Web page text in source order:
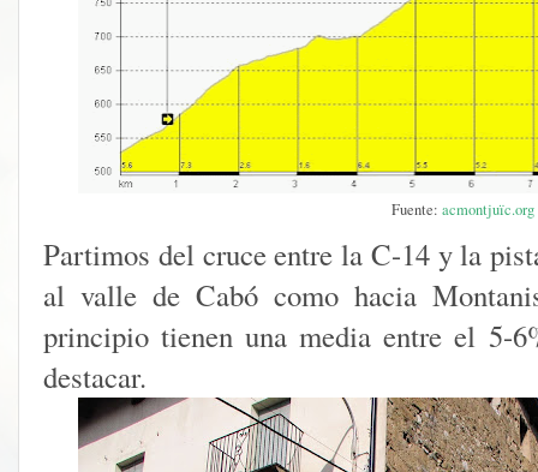
Fuente: acmontjuïc.org
Partimos del cruce entre la C-14 y la
al valle de Cabó como hacia
principio tienen una media entre el 5-
destacar.